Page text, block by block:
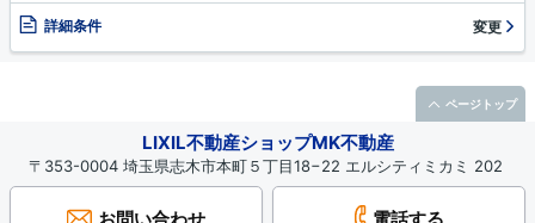
詳細条件 変更
LIXIL不動産ショップMK不動産
〒353-0004 埼玉県志木市本町５丁目18−22 エルシティミカミ 202
ページトップ